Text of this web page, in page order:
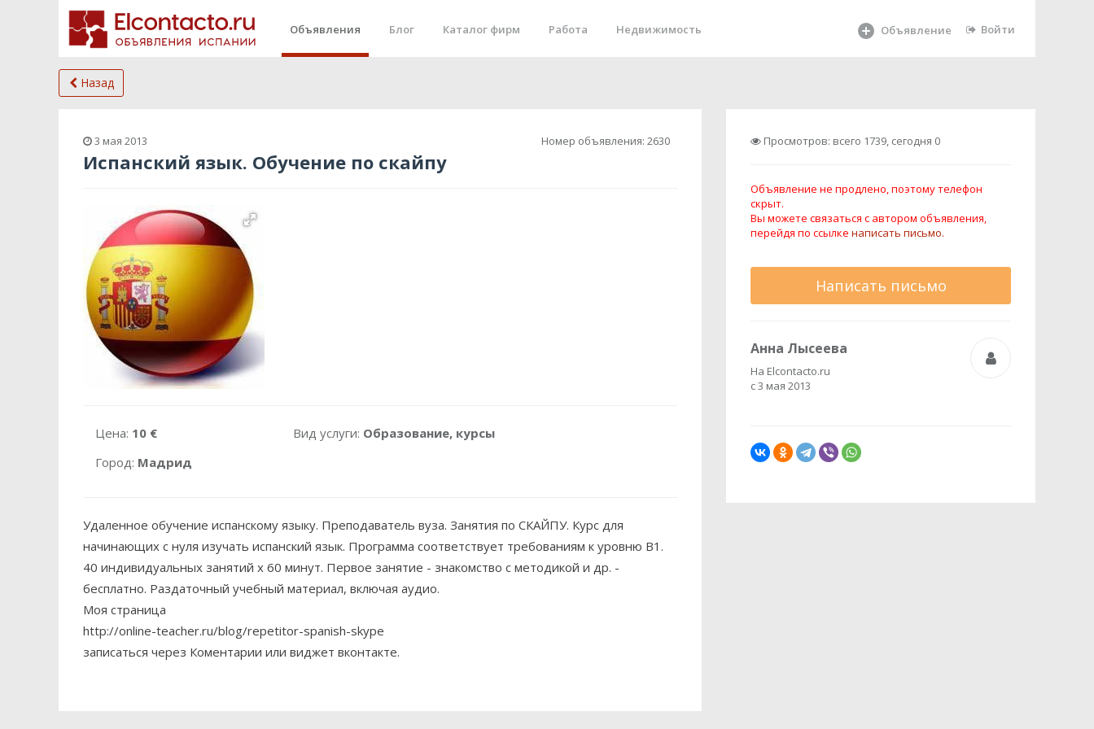
Объявления Блог Каталог фирм Работа Недвижимость Объявление Войти
Назад
3 мая 2013 Номер объявления: 2630
Испанский язык. Обучение по скайпу
Цена: 10 €
Город: Мадрид
Вид услуги: Образование, курсы
Удаленное обучение испанскому языку. Преподаватель вуза. Занятия по СКАЙПУ. Курс для
начинающих с нуля изучать испанский язык. Программа соответствует требованиям к уровню B1.
40 индивидуальных занятий х 60 минут. Первое занятие - знакомство с методикой и др. -
бесплатно. Раздаточный учебный материал, включая аудио.
Моя страница
http://online-teacher.ru/blog/repetitor-spanish-skype
записаться через Коментарии или виджет вконтакте.
Просмотров: всего 1739, сегодня 0
Объявление не продлено, поэтому телефон
скрыт.
Вы можете связаться с автором объявления,
перейдя по ссылке написать письмо.
Написать письмо
Анна Лысеева
На Elcontacto.ru
с 3 мая 2013